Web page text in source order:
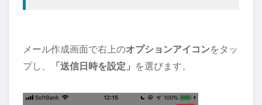
メール作成画面で右上のオプションアイコンをタッ
プし、
「送信日時を設定」 を選びます。